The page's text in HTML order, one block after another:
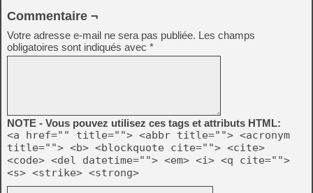
Commentaire ¬
Votre adresse e-mail ne sera pas publiée. Les champs
obligatoires sont indiqués avec *
NOTE - Vous pouvez utilisez ces tags et attributs HTML:
<a href="" title=""> <abbr title=""> <acronym
title=""> <b> <blockquote cite=""> <cite>
<code> <del datetime=""> <em> <i> <q cite="">
<s> <strike> <strong>